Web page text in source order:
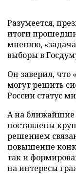
Разумеется,
итоги
мнению,
выборы в
Он заверил, что
могут решить
России статус
А на ближайшие
поставлены
решением
повышение
так и
на интересы